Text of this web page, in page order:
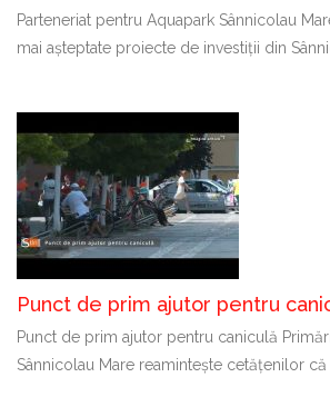
Parteneriat pentru Aquapark Sânnicolau
mai așteptate proiecte de investiții din
Punct de prim ajutor pentru
Punct de prim ajutor pentru caniculă
Sânnicolau Mare reamintește cetățenilor